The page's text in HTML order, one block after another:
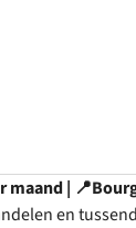
maand |
en